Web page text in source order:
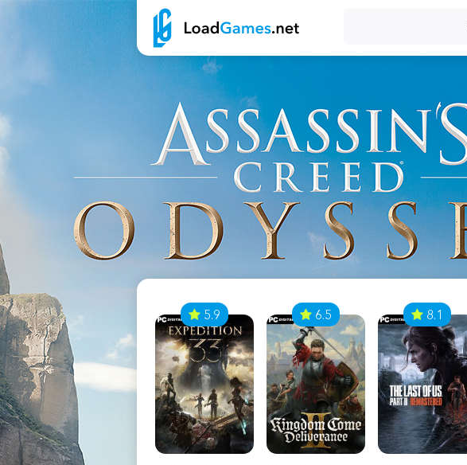
5.9 6.5 8.1